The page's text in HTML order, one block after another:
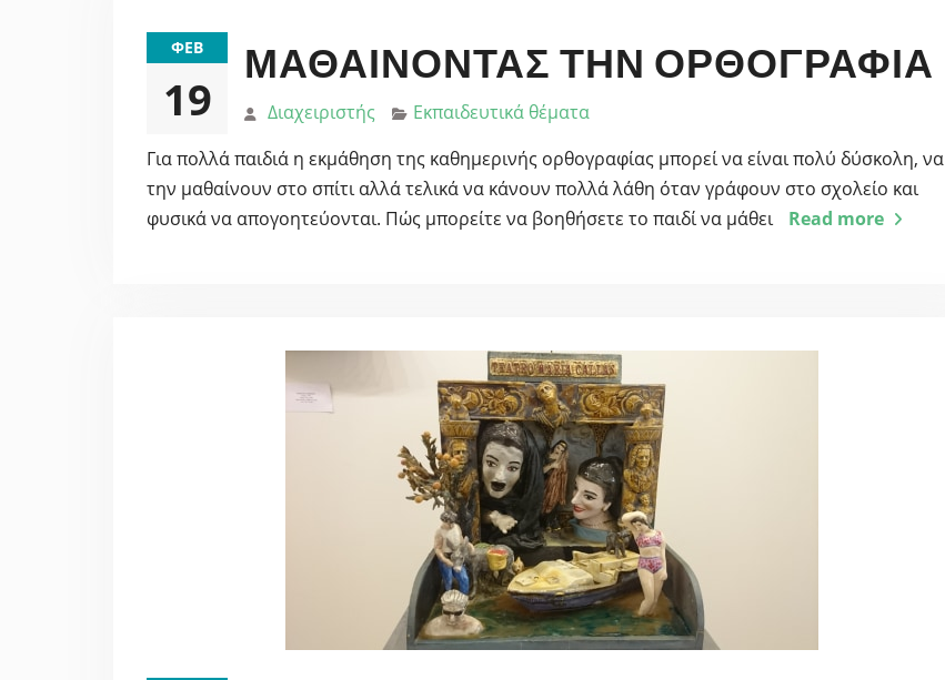
ΦΕΒ
19
ΜΑΘΑΊΝΟΝΤΑΣ ΤΗΝ ΟΡΘΟΓΡΑΦΊΑ
Διαχειριστής
Εκπαιδευτικά θέματα
Για πολλά παιδιά η εκμάθηση της καθημερινής ορθογραφίας μπορεί να είναι πολύ δύσκολη, να
την μαθαίνουν στο σπίτι αλλά τελικά να κάνουν πολλά λάθη όταν γράφουν στο σχολείο και
φυσικά να απογοητεύονται. Πώς μπορείτε να βοηθήσετε το παιδί να μάθει
Read more